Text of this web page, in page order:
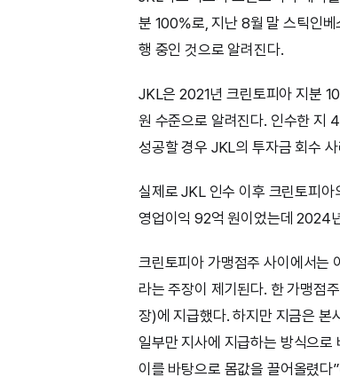
분 100%로, 지난 8월 말 스틱인
행 중인 것으로 알려진다.
JKL은 2021년 크린토피아 지분
원 수준으로 알려진다. 인수한 지
성공할 경우 JKL의 투자금 회수
실제로 JKL 인수 이후 크린토피
영업이익 92억 원이었는데 2024
크린토피아 가맹점주 사이에서는
라는 주장이 제기된다. 한 가맹점
장)에 지급했다. 하지만 지금은 본
일부만 지사에 지급하는 방식으로
이를 바탕으로 몸값을 끌어올렸다